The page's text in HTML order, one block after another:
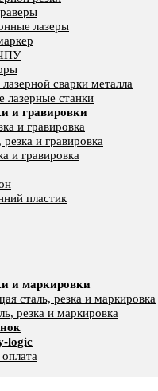
лазеры
сварки металла
лазерные станки
и гравировки
и гравировка
и гравировка
и гравировка
пластик
и маркировки
сталь, резка и маркировка
резка и маркировка
logic